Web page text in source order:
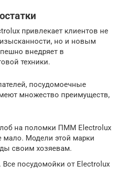
привлекает клиентов не
но и новым
внедряет в
техники.
посудомоечные
множество преимуществ,
на поломки ПММ Electrolux
мало. Модели этой марки
своим хозяевам.
Все посудомойки от Electrolux